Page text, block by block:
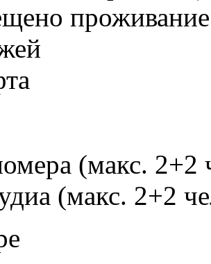
(макс. 2+2
(макс. 2+2